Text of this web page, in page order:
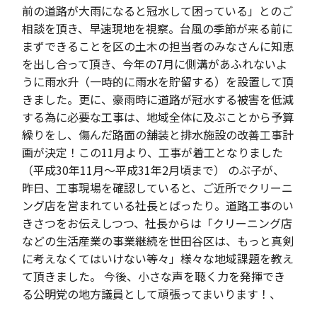
前の道路が大雨になると冠水して困っている」とのご
相談を頂き、早速現地を視察。台風の季節が来る前に
まずできることを区の土木の担当者のみなさんに知恵
を出し合って頂き、今年の7月に側溝があふれないよ
うに雨水升（一時的に雨水を貯留する）を設置して頂
きました。更に、豪雨時に道路が冠水する被害を低減
する為に必要な工事は、地域全体に及ぶことから予算
繰りをし、傷んだ路面の舗装と排水施設の改善工事計
画が決定！この11月より、工事が着工となりました
（平成30年11月～平成31年2月頃まで） のぶ子が、
昨日、工事現場を確認していると、ご近所でクリーニ
ング店を営まれている社長とばったり。道路工事のい
きさつをお伝えしつつ、社長からは「クリーニング店
などの生活産業の事業継続を世田谷区は、もっと真剣
に考えなくてはいけない等々」様々な地域課題を教え
て頂きました。 今後、小さな声を聴く力を発揮でき
る公明党の地方議員として頑張ってまいります！、